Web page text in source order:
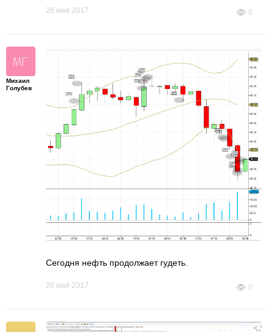
26 мая 2017 0
Михаил
Голубев
Сегодня нефть продолжает гудеть.
26 мая 2017 0